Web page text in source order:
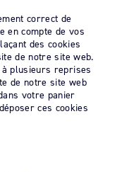
correct de
en compte de vos
des cookies
de notre site web.
à plusieurs reprises
de notre site web
votre panier
ces cookies